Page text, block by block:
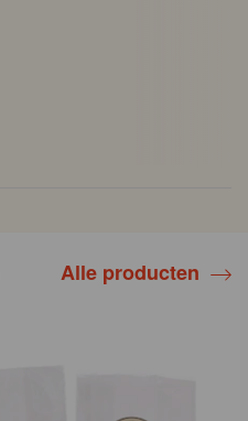
Alle producten